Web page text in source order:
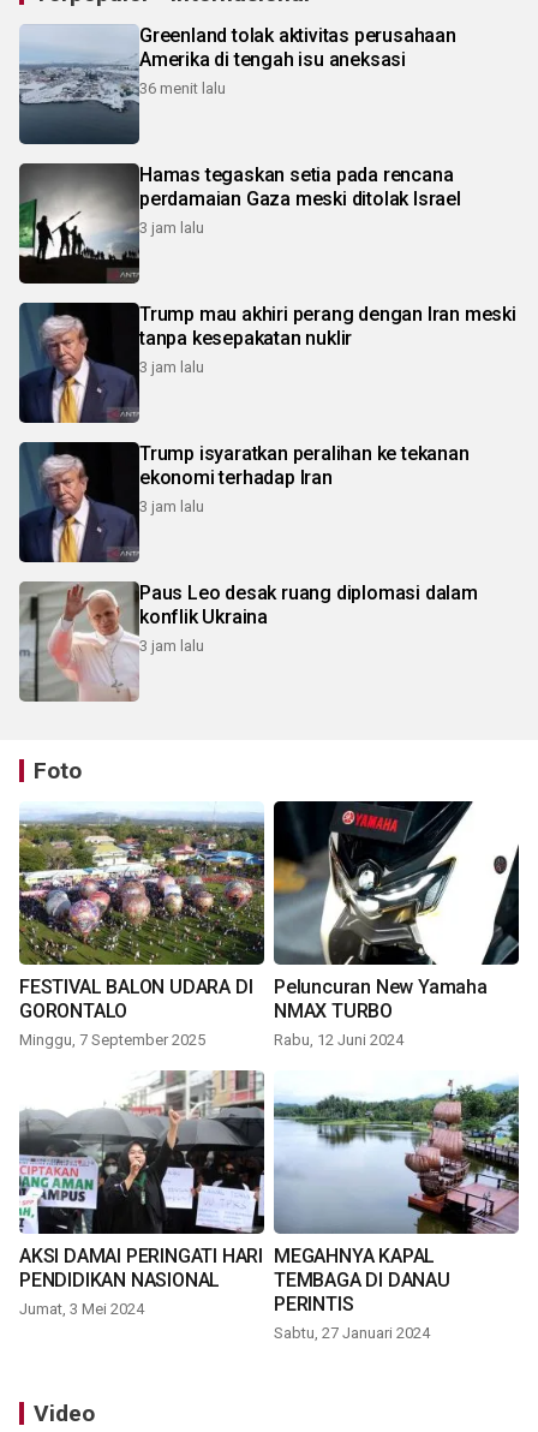
Greenland tolak aktivitas perusahaan
Amerika di tengah isu aneksasi
36 menit lalu
Hamas tegaskan setia pada rencana
perdamaian Gaza meski ditolak Israel
3 jam lalu
Trump mau akhiri perang dengan Iran meski
tanpa kesepakatan nuklir
3 jam lalu
Trump isyaratkan peralihan ke tekanan
ekonomi terhadap Iran
3 jam lalu
Paus Leo desak ruang diplomasi dalam
konflik Ukraina
3 jam lalu
Foto
FESTIVAL BALON UDARA DI
GORONTALO
Minggu, 7 September 2025
Peluncuran New Yamaha
NMAX TURBO
Rabu, 12 Juni 2024
AKSI DAMAI PERINGATI HARI
PENDIDIKAN NASIONAL
Jumat, 3 Mei 2024
MEGAHNYA KAPAL
TEMBAGA DI DANAU
PERINTIS
Sabtu, 27 Januari 2024
Video